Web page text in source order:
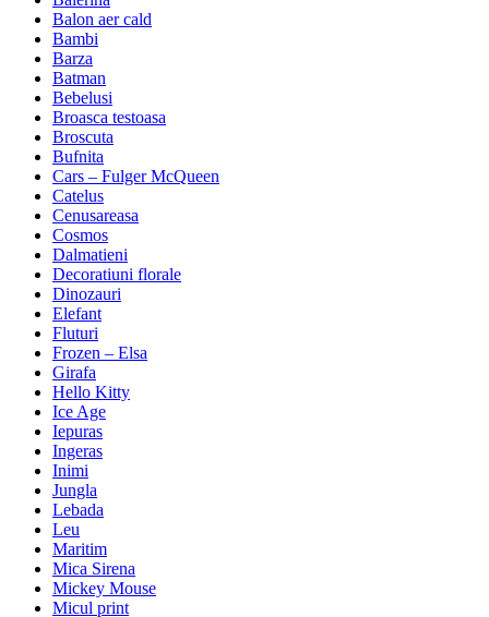
Balon aer cald
Bambi
Barza
Batman
Bebelusi
Broasca testoasa
Broscuta
Bufnita
Cars – Fulger McQueen
Catelus
Cenusareasa
Cosmos
Dalmatieni
Decoratiuni florale
Dinozauri
Elefant
Fluturi
Frozen – Elsa
Girafa
Hello Kitty
Ice Age
Iepuras
Ingeras
Inimi
Jungla
Lebada
Leu
Maritim
Mica Sirena
Mickey Mouse
Micul print